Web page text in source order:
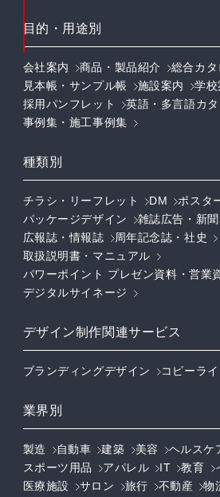
目的・用途別
会社案内 商品・製品紹介 総合カタ
見本帳・サンプル帳
施設案内
学校
採用パンフレット
英語・多言語カ
事例集・施工事例集
種類別
チラシ・リーフレット DM
ポスタ
パッケージデザイン
雑誌広告・新
広報誌・情報誌
周年記念誌・社史
取扱説明書・マニュアル
パワーポイント プレゼン資料・営業
デジタルサイネージ
デザイン制作関連サービス
ブランディングデザイン コピーラ
業界別
製造 自動車 建築 美容 ヘルスケ
スポーツ用品
アパレル IT 教育
医療施設
サロン 旅行 不動産
物